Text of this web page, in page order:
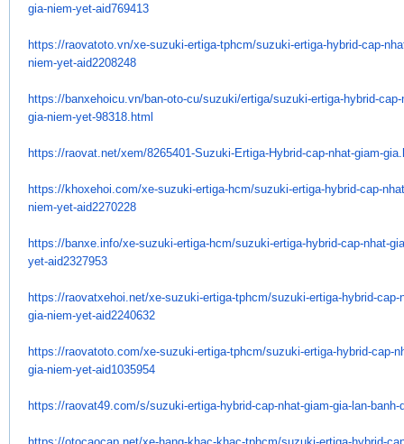
gia-niem-yet-aid769413
https://raovatoto.vn/xe-suzuki-ertiga-tphcm/suzuki-ertiga-hybrid-cap-
niem-yet-aid2208248
https://banxehoicu.vn/ban-oto-cu/suzuki/ertiga/suzuki-ertiga-hybrid-
gia-niem-yet-98318.html
https://raovat.net/xem/8265401-Suzuki-Ertiga-Hybrid-cap-nhat-giam-
https://khoxehoi.com/xe-suzuki-ertiga-hcm/suzuki-ertiga-hybrid-cap-
niem-yet-aid2270228
https://banxe.info/xe-suzuki-ertiga-hcm/suzuki-ertiga-hybrid-cap-nhat-
yet-aid2327953
https://raovatxehoi.net/xe-suzuki-ertiga-tphcm/suzuki-ertiga-hybrid-cap-
gia-niem-yet-aid2240632
https://raovatoto.com/xe-suzuki-ertiga-tphcm/suzuki-ertiga-hybrid-cap-
gia-niem-yet-aid1035954
https://raovat49.com/s/suzuki-ertiga-hybrid-cap-nhat-giam-gia-lan-banh-